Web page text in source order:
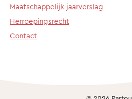
Maatschappelijk jaarverslag
Herroepingsrecht
Contact